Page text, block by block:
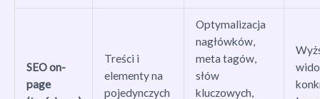
SEO on-
page
Treści i
elementy na
pojedynczych
Optymalizacja
nagłówków,
meta tagów,
słów
kluczowych,